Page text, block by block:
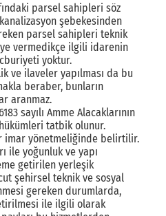
parsel sahipleri söz
şebekesinden
parsel sahipleri teknik
vermedikçe ilgili idarenin
yoktur.
ilaveler yapılması da bu
beraber, bunların
aranmaz.
sayılı Amme Alacaklarının
tatbik olunur.
imar yönetmeliğinde belirtilir.
yoğunluk ve yapı
getirilen yerleşik
şehirsel teknik ve sosyal
gereken durumlarda,
ile ilgili olarak